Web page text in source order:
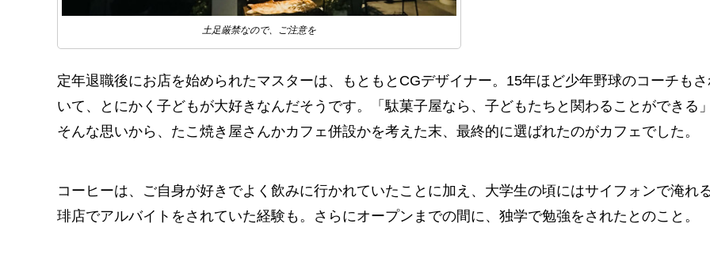
土足厳禁なので、ご注意を
定年退職後にお店を始められたマスターは、もともとCGデザイナー。15年ほど少年野球のコーチも
いて、とにかく子どもが大好きなんだそうです。「駄菓子屋なら、子どもたちと関わることができる
そんな思いから、たこ焼き屋さんかカフェ併設かを考えた末、最終的に選ばれたのがカフェでした。
コーヒーは、ご自身が好きでよく飲みに行かれていたことに加え、大学生の頃にはサイフォンで淹れ
琲店でアルバイトをされていた経験も。さらにオープンまでの間に、独学で勉強をされたとのこと。